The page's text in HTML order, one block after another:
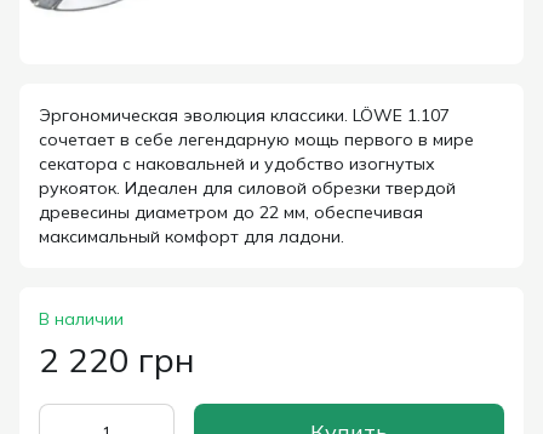
Эргономическая эволюция классики. LÖWE 1.107
сочетает в себе легендарную мощь первого в мире
секатора с наковальней и удобство изогнутых
рукояток. Идеален для силовой обрезки твердой
древесины диаметром до 22 мм, обеспечивая
максимальный комфорт для ладони.
В наличии
2 220 грн